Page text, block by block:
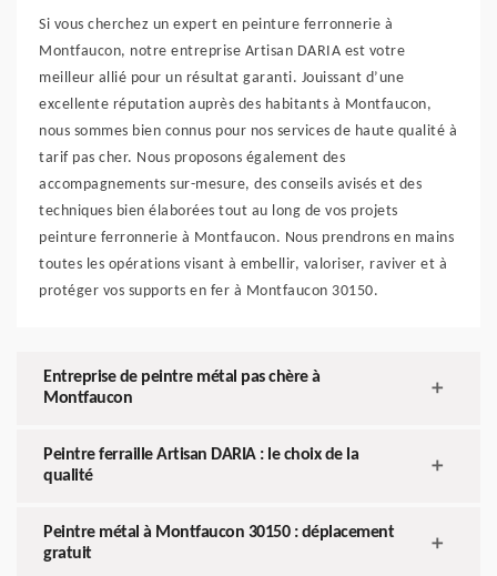
Si vous cherchez un expert en peinture ferronnerie à
Montfaucon, notre entreprise Artisan DARIA est votre
meilleur allié pour un résultat garanti. Jouissant d’une
excellente réputation auprès des habitants à Montfaucon,
nous sommes bien connus pour nos services de haute qualité à
tarif pas cher. Nous proposons également des
accompagnements sur-mesure, des conseils avisés et des
techniques bien élaborées tout au long de vos projets
peinture ferronnerie à Montfaucon. Nous prendrons en mains
toutes les opérations visant à embellir, valoriser, raviver et à
protéger vos supports en fer à Montfaucon 30150.
Entreprise de peintre métal pas chère à
Montfaucon
Peintre ferraille Artisan DARIA : le choix de la
qualité
Peintre métal à Montfaucon 30150 : déplacement
gratuit